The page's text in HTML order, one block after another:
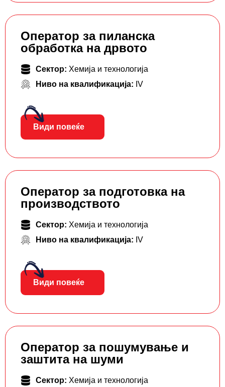
Оператор за пиланска
обработка на дрвото
Сектор: Хемија и технологија
Ниво на квалификација: IV
Види повеќе
Оператор за подготовка на
производството
Сектор: Хемија и технологија
Ниво на квалификација: IV
Види повеќе
Оператор за пошумување и
заштита на шуми
Сектор: Хемија и технологија